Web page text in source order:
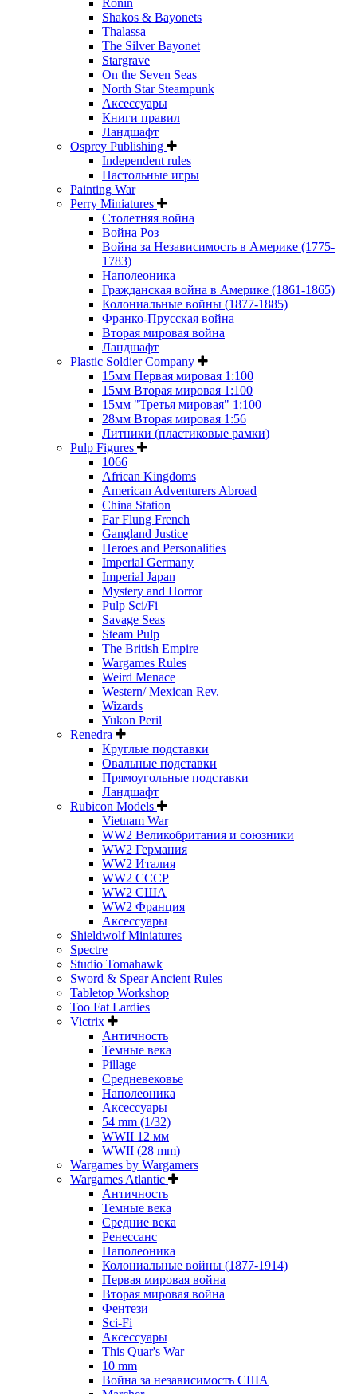
Ronin
Shakos & Bayonets
Thalassa
The Silver Bayonet
Stargrave
On the Seven Seas
North Star Steampunk
Аксессуары
Книги правил
Ландшафт
Osprey Publishing
Independent rules
Настольные игры
Painting War
Perry Miniatures
Столетняя война
Война Роз
Война за Независимость в Америке (1775-
1783)
Наполеоника
Гражданская война в Америке (1861-1865)
Колониальные войны (1877-1885)
Франко-Прусская война
Вторая мировая война
Ландшафт
Plastic Soldier Company
15мм Первая мировая 1:100
15мм Вторая мировая 1:100
15мм "Третья мировая" 1:100
28мм Вторая мировая 1:56
Литники (пластиковые рамки)
Pulp Figures
1066
African Kingdoms
American Adventurers Abroad
China Station
Far Flung French
Gangland Justice
Heroes and Personalities
Imperial Germany
Imperial Japan
Mystery and Horror
Pulp Sci/Fi
Savage Seas
Steam Pulp
The British Empire
Wargames Rules
Weird Menace
Western/ Mexican Rev.
Wizards
Yukon Peril
Renedra
Круглые подставки
Овальные подставки
Прямоугольные подставки
Ландшафт
Rubicon Models
Vietnam War
WW2 Великобритания и союзники
WW2 Германия
WW2 Италия
WW2 СССР
WW2 США
WW2 Франция
Аксессуары
Shieldwolf Miniatures
Spectre
Studio Tomahawk
Sword & Spear Ancient Rules
Tabletop Workshop
Too Fat Lardies
Victrix
Античность
Темные века
Pillage
Средневековье
Наполеоника
Аксессуары
54 mm (1/32)
WWII 12 мм
WWII (28 mm)
Wargames by Wargamers
Wargames Atlantic
Античность
Темные века
Средние века
Ренессанс
Наполеоника
Колониальные войны (1877-1914)
Первая мировая война
Вторая мировая война
Фентези
Sci-Fi
Аксессуары
This Quar's War
10 mm
Война за независимость США